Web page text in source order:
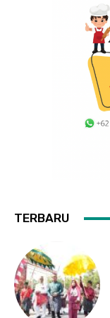
TERBARU